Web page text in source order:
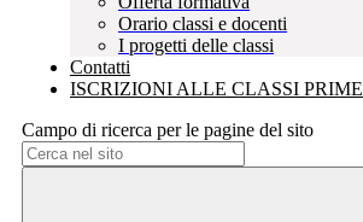
Orario classi e docenti
I progetti delle classi
Contatti
ISCRIZIONI ALLE CLASSI PRIME
Campo di ricerca per le pagine del sito